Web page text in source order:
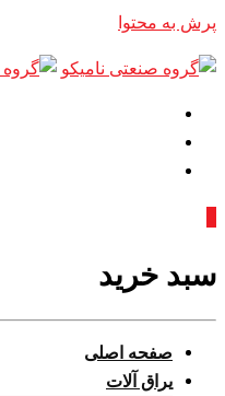
پرش به محتوا
سبد خرید
صفحه اصلی
یراق آلات